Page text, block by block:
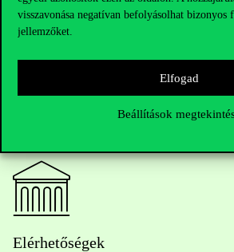
visszavonása negatívan befolyásolhat bizonyos
jellemzőket.
Elfogad
Beállítások
Elérhetőségek